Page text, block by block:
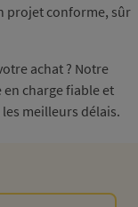
projet conforme, sûr
achat ? Notre
charge fiable et
meilleurs délais.